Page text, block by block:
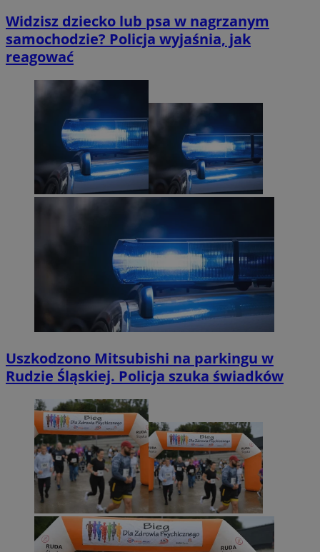
Widzisz dziecko lub psa w nagrzanym
samochodzie? Policja wyjaśnia, jak
reagować
Uszkodzono Mitsubishi na parkingu w
Rudzie Śląskiej. Policja szuka świadków